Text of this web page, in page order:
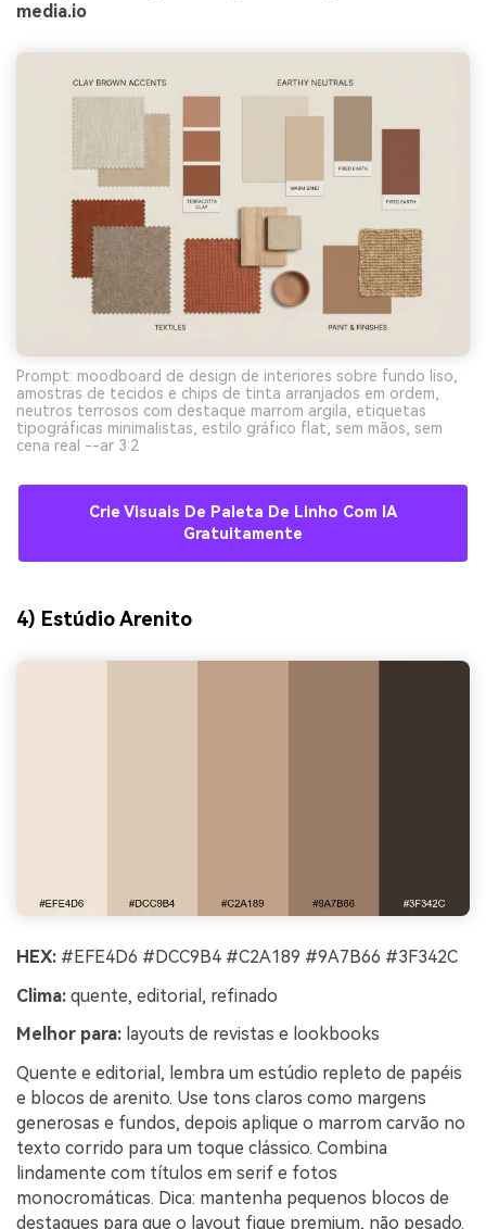
media.io
Prompt: moodboard de design de interiores sobre fundo liso,
amostras de tecidos e chips de tinta arranjados em ordem,
neutros terrosos com destaque marrom argila, etiquetas
tipográficas minimalistas, estilo gráfico flat, sem mãos, sem
cena real --ar 3:2
Crie Visuais De Paleta De Linho Com IA
Gratuitamente
4) Estúdio Arenito
HEX: #EFE4D6 #DCC9B4 #C2A189 #9A7B66 #3F342C
Clima: quente, editorial, refinado
Melhor para: layouts de revistas e lookbooks
Quente e editorial, lembra um estúdio repleto de papéis
e blocos de arenito. Use tons claros como margens
generosas e fundos, depois aplique o marrom carvão no
texto corrido para um toque clássico. Combina
lindamente com títulos em serif e fotos
monocromáticas. Dica: mantenha pequenos blocos de
destaques para que o layout fique premium, não pesado.